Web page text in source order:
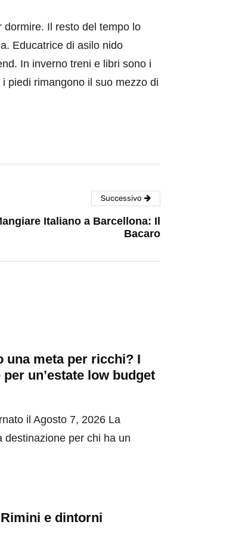
Il resto del tempo lo
Educatrice di asilo nido
In inverno treni e libri sono i
piedi rimangono il suo mezzo di
Successivo
Italiano a Barcellona: Il
Bacaro
una meta per ricchi? I
un’estate low budget
il Agosto 7, 2026 La
destinazione per chi ha un
e dintorni